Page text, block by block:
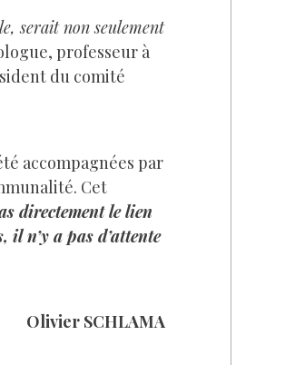
serait non seulement
professeur à
du comité
accompagnées par
Cet
directement le lien
n’y a pas d’attente
Olivier SCHLAMA